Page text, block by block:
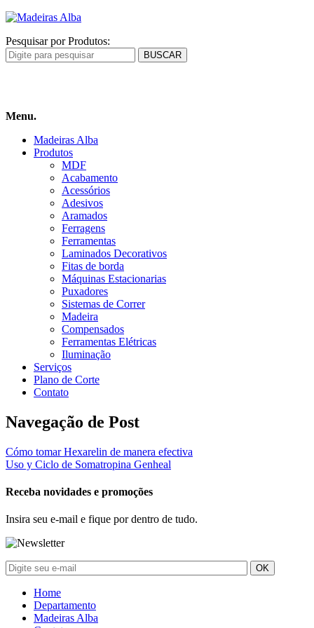
Pesquisar por Produtos:
Menu.
Madeiras Alba
Produtos
MDF
Acabamento
Acessórios
Adesivos
Aramados
Ferragens
Ferramentas
Laminados Decorativos
Fitas de borda
Máquinas Estacionarias
Puxadores
Sistemas de Correr
Madeira
Compensados
Ferramentas Elétricas
Iluminação
Serviços
Plano de Corte
Contato
Navegação de Post
Cómo tomar Hexarelin de manera efectiva
Uso y Ciclo de Somatropina Genheal
Receba novidades e promoções
Insira seu e-mail e fique por dentro de tudo.
Home
Departamento
Madeiras Alba